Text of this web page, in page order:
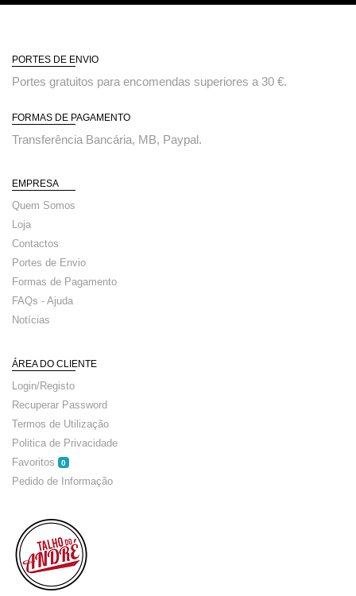
PORTES DE ENVIO
Portes gratuitos para encomendas superiores a 30 €.
FORMAS DE PAGAMENTO
Transferência Bancária, MB, Paypal.
EMPRESA
Quem Somos
Loja
Contactos
Portes de Envio
Formas de Pagamento
FAQs - Ajuda
Notícias
ÁREA DO CLIENTE
Login/Registo
Recuperar Password
Termos de Utilização
Politica de Privacidade
Favoritos
0
Pedido de Informação